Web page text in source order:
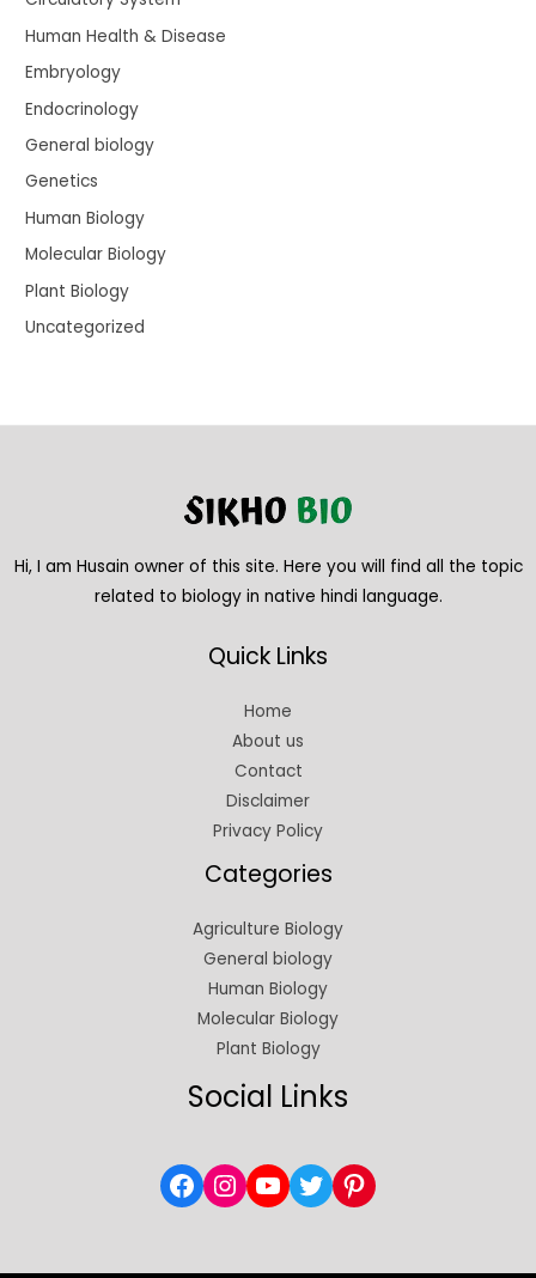
Human Health & Disease
Embryology
Endocrinology
General biology
Genetics
Human Biology
Molecular Biology
Plant Biology
Uncategorized
Hi, I am Husain owner of this site. Here you will find all the topic
related to biology in native hindi language.
Quick Links
Home
About us
Contact
Disclaimer
Privacy Policy
Categories
Agriculture Biology
General biology
Human Biology
Molecular Biology
Plant Biology
Social Links